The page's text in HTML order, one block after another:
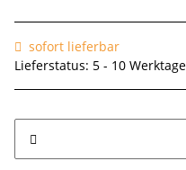
sofort lieferbar
Lieferstatus: 5 - 10 Werktage